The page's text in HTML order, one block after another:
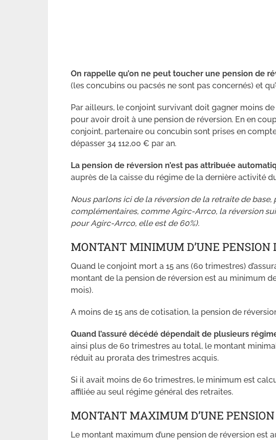
On rappelle qu’on ne peut toucher une pension de
(les concubins ou pacsés ne sont pas concernés) et
Par ailleurs, le conjoint survivant doit gagner moins de
pour avoir droit à une pension de réversion. En en
conjoint, partenaire ou concubin sont prises en
dépasser 34 112,00 € par an.
La pension de réversion n’est pas attribuée
auprès de la caisse du régime de la dernière activité
Nous parlons ici de la réversion de la retraite de
complémentaires, comme Agirc-Arrco, la réversion
pour Agirc-Arrco, elle est de 60%).
MONTANT MINIMUM D’UNE PENSION
Quand le conjoint mort a 15 ans (60 trimestres)
montant de la pension de réversion est au minimum
mois).
A moins de 15 ans de cotisation, la pension de
Quand l’assuré décédé dépendait de plusieurs
ainsi plus de 60 trimestres au total, le montant
réduit au prorata des trimestres acquis.
Si il avait moins de 60 trimestres, le minimum est
affiliée au seul régime général des retraites.
MONTANT MAXIMUM D’UNE
Le montant maximum d’une pension de réversion est